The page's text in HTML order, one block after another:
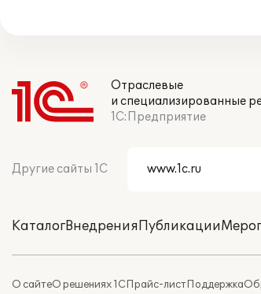
Отраслевые
и специализированные
1С:Предприятие
Другие сайты 1С
КаталогВнедренияПубликации
О сайтеО решениях 1СПрайс-листПоддержка